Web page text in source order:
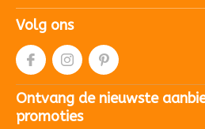
Volg ons
Ontvang de nieuwste
promoties